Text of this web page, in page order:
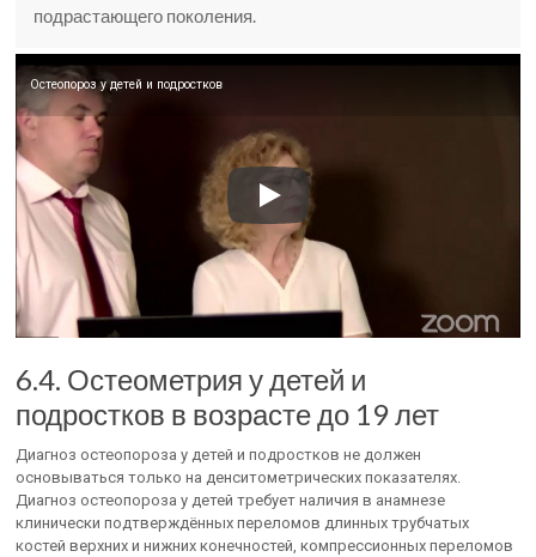
подрастающего поколения.
Остеопороз у детей и подростков
6.4. Остеометрия у детей и
подростков в возрасте до 19 лет
Диагноз остеопороза у детей и подростков не должен
основываться только на денситометрических показателях.
Диагноз остеопороза у детей требует наличия в анамнезе
клинически подтверждённых переломов длинных трубчатых
костей верхних и нижних конечностей, компрессионных переломов